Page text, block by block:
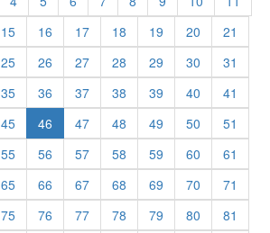
15 16 17 18 19 20
21
25 26 27 28 29 30
31
35 36 37 38 39 40
41
45 46 47 48 49 50
51
55 56 57 58 59 60
61
65 66 67 68 69 70
71
75 76 77 78 79 80
81